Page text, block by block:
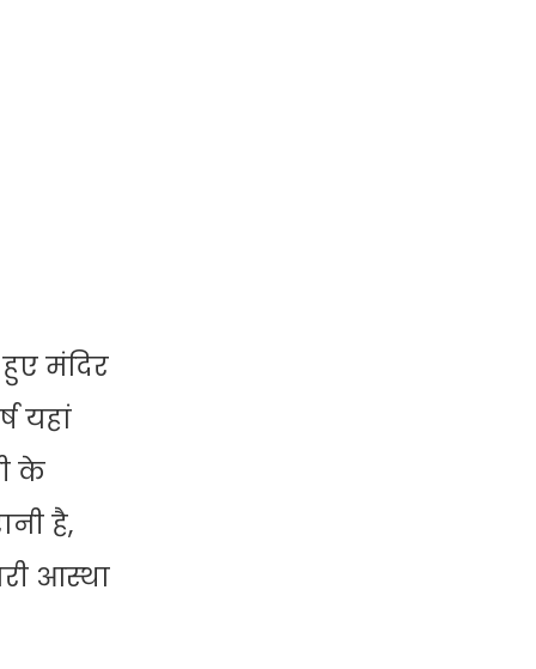
मंदिर
यहां
के
है,
आस्था